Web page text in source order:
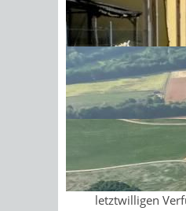
Sonnenschein am
Ahornwald
das
Kommunalverband
Soziales Baden-
Kommunalverband
Soziales Baden-
Die Eltern
letztwilligen